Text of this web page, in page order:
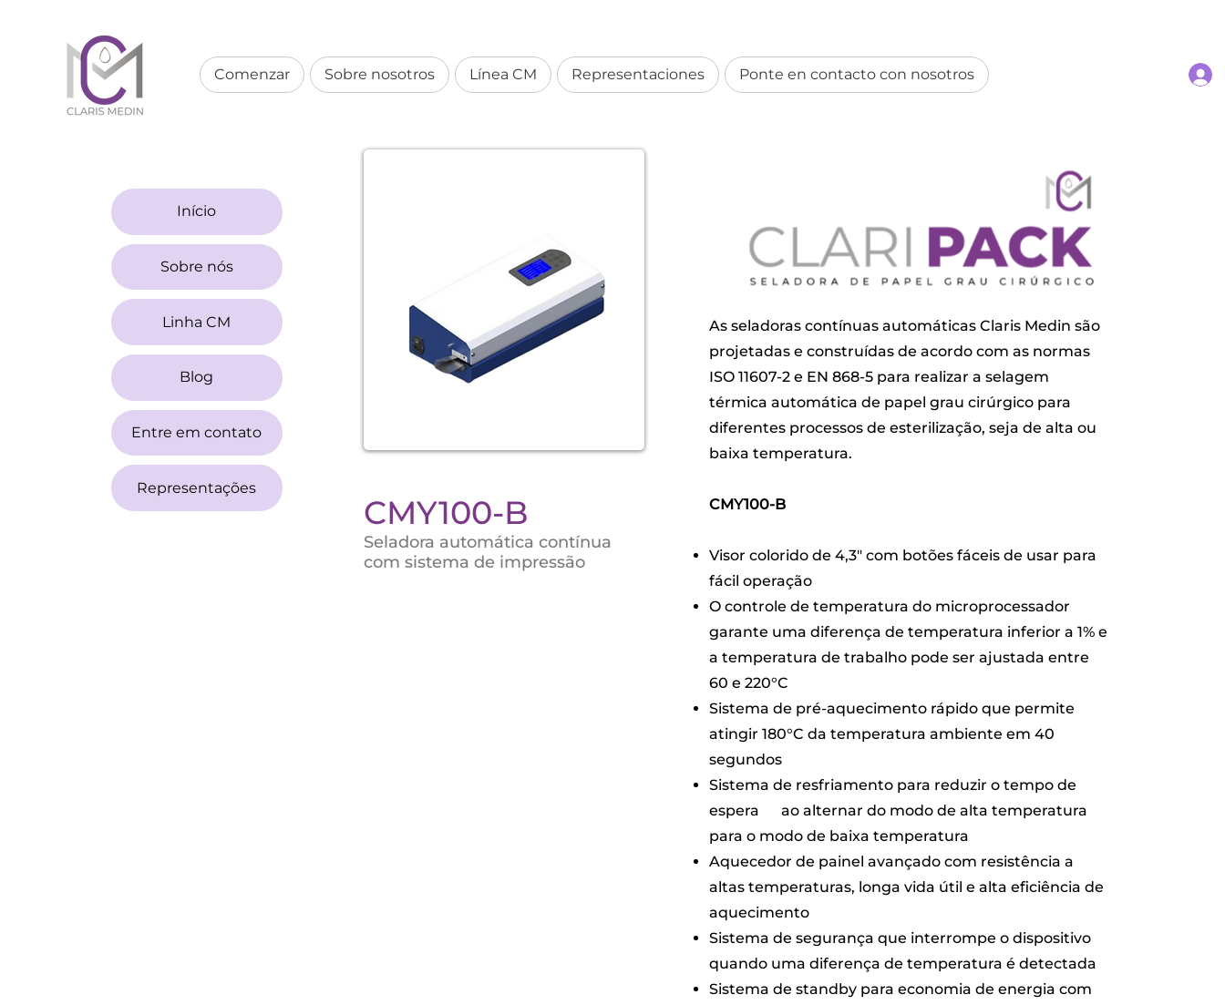
Comenzar Sobre nosotros Línea CM Representaciones Ponte en contacto con nosotros
Início
Sobre nós
Linha CM
Blog
Entre em contato
Representações
CMY100 -B
Seladora automática contínua
com sistema de impressão
As seladoras contínuas automáticas Claris Medin são
projetadas e construídas de acordo com as normas
ISO 11607-2 e EN 868-5 para realizar a selagem
térmica automática de papel grau cirúrgico para
diferentes processos de esterilização, seja de alta ou
baixa temperatura.
CMY100 -B
Visor colorido de 4,3" com botões fáceis de usar para
fácil operação
O controle de temperatura do microprocessador
garante uma diferença de temperatura inferior a 1% e
a temperatura de trabalho pode ser ajustada entre
60 e 220°C
Sistema de pré-aquecimento rápido que permite
atingir 180°C da temperatura ambiente em 40
segundos
Sistema de resfriamento para reduzir o tempo de
espera ao alternar do modo de alta temperatura
para o modo de baixa temperatura
Aquecedor de painel avançado com resistência a
altas temperaturas, longa vida útil e alta eficiência de
aquecimento
Sistema de segurança que interrompe o dispositivo
quando uma diferença de temperatura é detectada
Sistema de standby para economia de energia com